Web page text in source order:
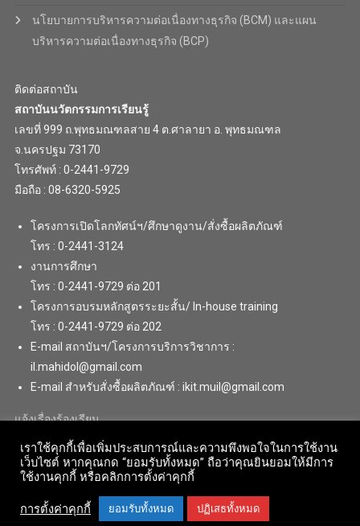
นโยบายการบริหารความต่อเนื่องทางธุรกิจ (BCM) และแผน
บริหารความต่อเนื่องทางธุรกิจ (BCP)
ติดต่อสถาบัน
สถาบันนวัตกรรมการเรียนรู้
เลขที่ 999 ถ.พุทธมณฑลสาย 4 ต.ศาลายา อ. พุทธมณฑล
จ.นครปฐม 73170
โทรศัพท์ : 0-2441-9729
มือถือ : 08-6320-5925
โครงการเปิดโลกทัศน์ฯ/ศึกษาดูงาน/สั่งซื้อผลิตภัณฑ์
โทร : 0-2441-3124
งานการศึกษา
โทร : 0-2441-9729 ต่อ 201
โครงการอบรมหลักสูตรระยะสั้น/ In-house training
โทร : 0-2441-9729 ต่อ 202
E-mail สถาบันฯ/โครงการบริการวิชาการ :
il.mahidol@gmail.com
E-mail สำหรับสั่งซื้อผลิตภัณฑ์ : ikit.muil@gmail.com
แจ้งเรื่องร้องเรียน
Copyright © 2018 . All Rights Reserved. Institute for Innovative Learning,
เราใช้คุกกี้เพื่อเพิ่มประสบการณ์และความพึงพอใจในการใช้งาน
เว็บไซต์ หากคุณกด “ยอมรับทั้งหมด” ถือว่าคุณยินยอมให้มีการ
ใช้งานคุกกี้ หรือคลิกการตั้งค่าคุกกี้
การตั้งค่าคุกกี้ ยอมรับทั้งหมด ปฏิเสธทั้งหมด